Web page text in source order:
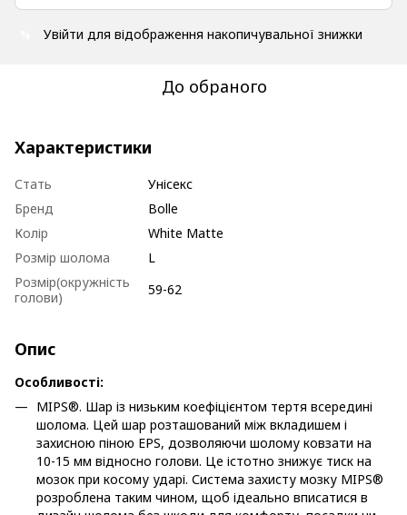
Увійти для відображення накопичувальної знижки
До обраного
Характеристики
Стать
Унісекс
Бренд
Bolle
Колір
White Matte
Розмір шолома
L
Розмір(окружність
голови)
59-62
Опис
Особливості:
MIPS®. Шар із низьким коефіцієнтом тертя всередині
шолома. Цей шар розташований між вкладишем і
захисною піною EPS, дозволяючи шолому ковзати на
10-15 мм відносно голови. Це істотно знижує тиск на
мозок при косому ударі. Система захисту мозку MIPS®
розроблена таким чином, щоб ідеально вписатися в